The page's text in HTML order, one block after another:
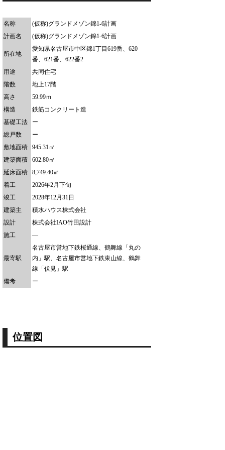
名称
(仮称)グランドメゾン錦1-6計画
計画名
(仮称)グランドメゾン錦1-6計画
所在地
愛知県名古屋市中区錦1丁目619番、620
番、621番、622番2
用途
共同住宅
階数
地上17階
高さ
59.99ｍ
構造
鉄筋コンクリート造
基礎工法
ー
総戸数
ー
敷地面積
945.31㎡
建築面積
602.80㎡
延床面積
8,749.40㎡
着工
2026年2月下旬
竣工
2028年12月31日
建築主
積水ハウス株式会社
設計
株式会社IAO竹田設計
施工
―
最寄駅
名古屋市営地下鉄桜通線、鶴舞線「丸の
内」駅、名古屋市営地下鉄東山線、鶴舞
線「伏見」駅
備考
ー
位置図